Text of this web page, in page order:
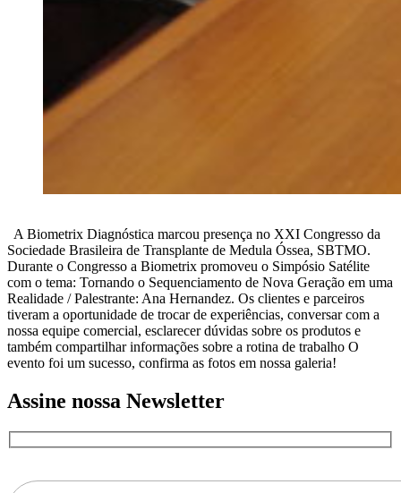
A Biometrix Diagnóstica marcou presença no XXI Congresso da
Sociedade Brasileira de Transplante de Medula Óssea, SBTMO.
Durante o Congresso a Biometrix promoveu o Simpósio Satélite
com o tema: Tornando o Sequenciamento de Nova Geração em uma
Realidade / Palestrante: Ana Hernandez. Os clientes e parceiros
tiveram a oportunidade de trocar de experiências, conversar com a
nossa equipe comercial, esclarecer dúvidas sobre os produtos e
também compartilhar informações sobre a rotina de trabalho O
evento foi um sucesso, confirma as fotos em nossa galeria!
Assine nossa Newsletter